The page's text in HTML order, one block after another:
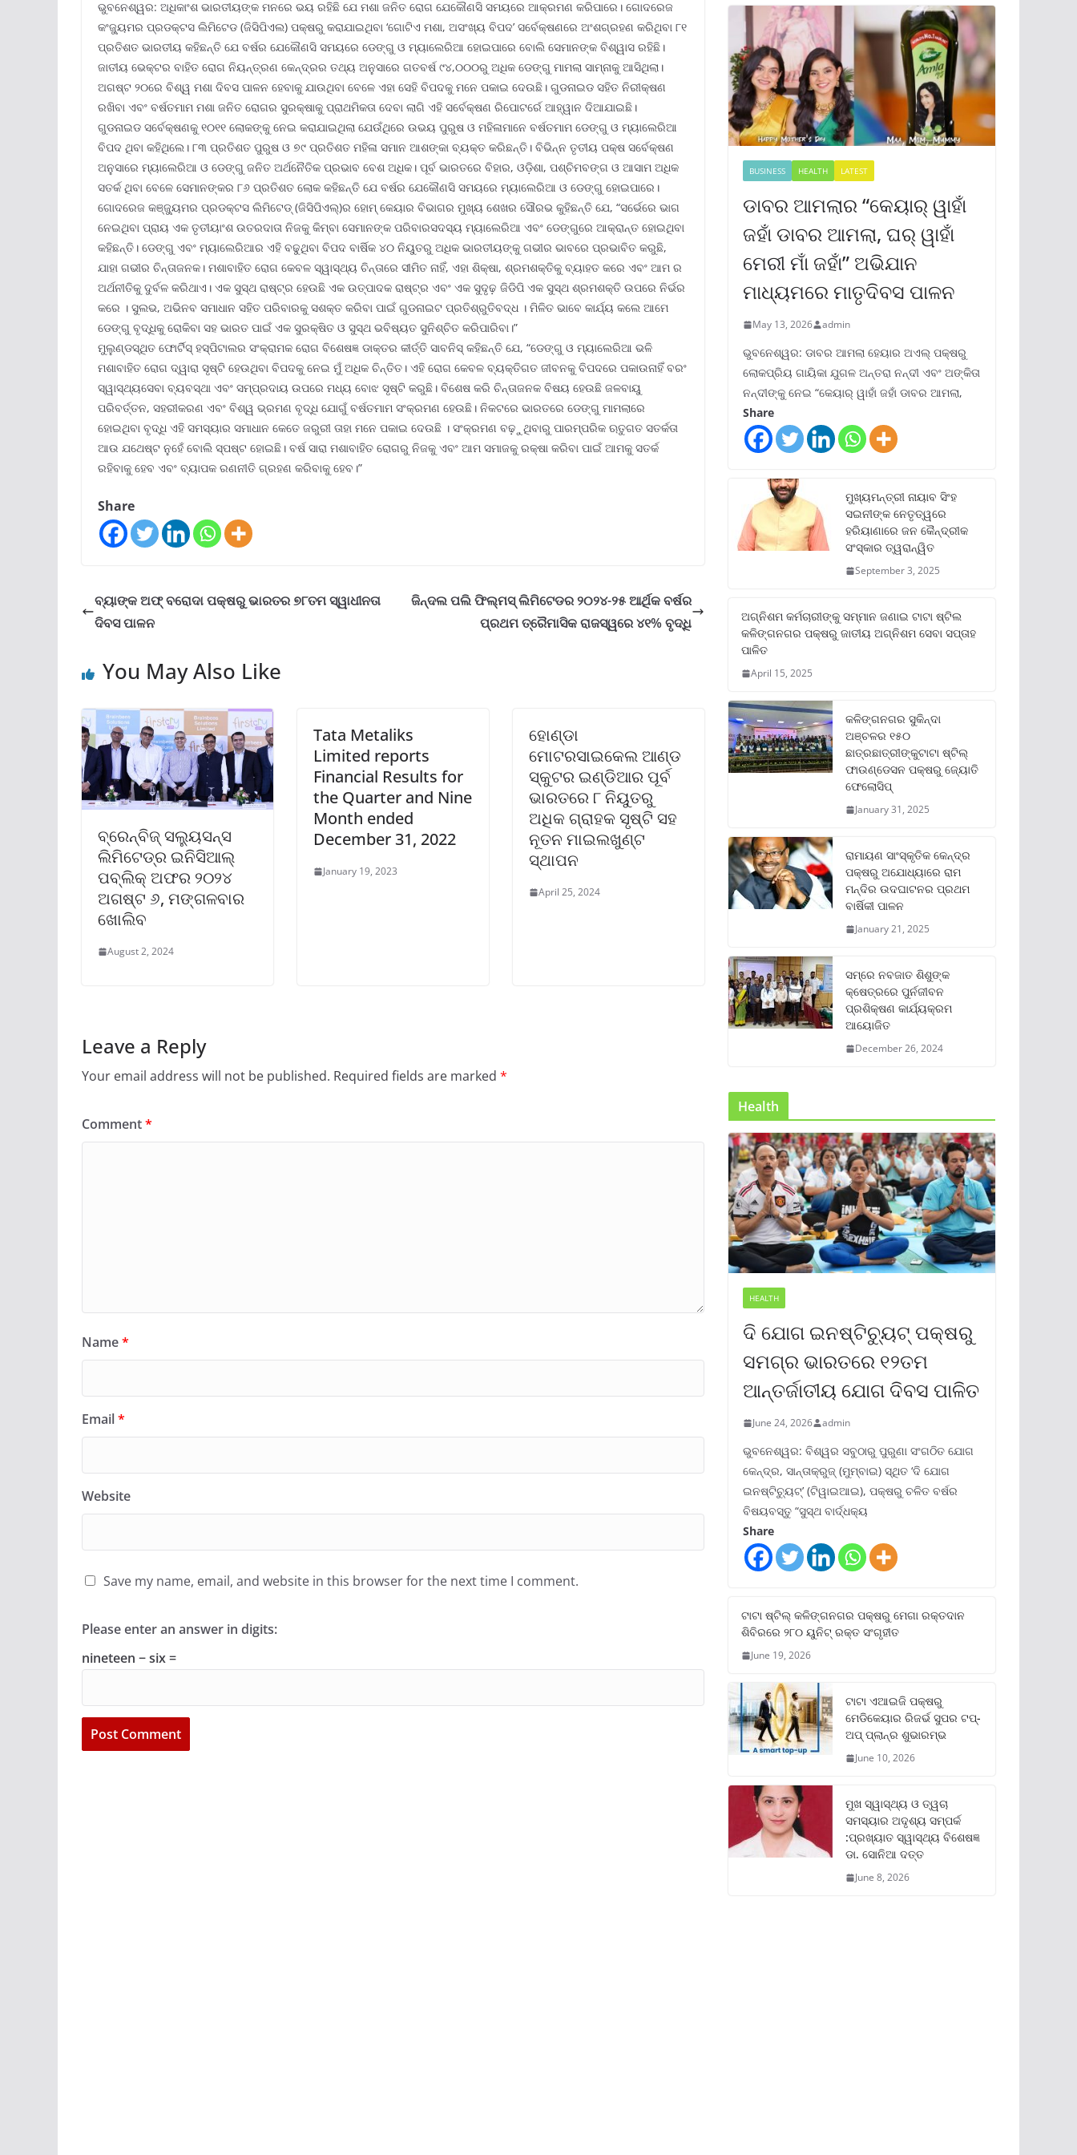
ଭୁବନେଶ୍ୱର: ଅଧିକାଂଶ ଭାରତୀୟଙ୍କ ମନରେ ଭୟ ରହିଛି ଯେ ମଶା ଜନିତ ରୋଗ ଯେକୌଣସି ସମୟରେ ଆକ୍ରମଣ କରିପାରେ। ଗୋଦରେଜ
କଂଜ୍ୟୁମର ପ୍ରଡକ୍ଟସ ଲିମିଟେଡ (ଜିସିପିଏଲ) ପକ୍ଷରୁ କରାଯାଇଥିବା ‘ଗୋଟିଏ ମଶା, ଅସଂଖ୍ୟ ବିପଦ’ ସର୍ବେକ୍ଷଣରେ ଅଂଶଗ୍ରହଣ କରିଥିବା ୮୧
ପ୍ରତିଶତ ଭାରତୀୟ କହିଛନ୍ତି ଯେ ବର୍ଷର ଯେକୌଣସି ସମୟରେ ଡେଙ୍ଗୁ ଓ ମ୍ୟାଲେରିଆ ହୋଇପାରେ ବୋଲି ସେମାନଙ୍କ ବିଶ୍ୱାସ ରହିଛି।
ଜାତୀୟ ଭେକ୍ଟର ବାହିତ ରୋଗ ନିୟନ୍ତ୍ରଣ କେନ୍ଦ୍ରର ତଥ୍ୟ ଅନୁସାରେ ଗତବର୍ଷ ୯୪,୦୦୦ରୁ ଅଧିକ ଡେଙ୍ଗୁ ମାମଲା ସାମ୍ନାକୁ ଆସିଥିଲା।
ଅଗଷ୍ଟ ୨୦ରେ ବିଶ୍ୱ ମଶା ଦିବସ ପାଳନ ହେବାକୁ ଯାଉଥିବା ବେଳେ ଏହା ସେହି ବିପଦକୁ ମନେ ପକାଇ ଦେଉଛି। ଗୁଡନାଇଡ ସହିତ ନିରୀକ୍ଷଣ
ରଖିବା ଏବଂ ବର୍ଷତମାମ ମଶା ଜନିତ ରୋଗର ସୁରକ୍ଷାକୁ ପ୍ରାଥମିକତା ଦେବା ଲାଗି ଏହି ସର୍ବେକ୍ଷଣ ରିପୋଟର୍ରେ ଆହ୍ୱାନ ଦିଆଯାଇଛି।
ଗୁଡନାଇଡ ସର୍ବେକ୍ଷଣକୁ ୧୦୧୧ ଲୋକଙ୍କୁ ନେଇ କରାଯାଇଥିଲା ଯେଉଁଥିରେ ଉଭୟ ପୁରୁଷ ଓ ମହିଳାମାନେ ବର୍ଷତମାମ ଡେଙ୍ଗୁ ଓ ମ୍ୟାଲେରିଆ
ବିପଦ ଥିବା କହିଥିଲେ। ୮୩ ପ୍ରତିଶତ ପୁରୁଷ ଓ ୭୯ ପ୍ରତିଶତ ମହିଳା ସମାନ ଆଶଙ୍କା ବ୍ୟକ୍ତ କରିଛନ୍ତି। ବିଭିନ୍ନ ତୃତୀୟ ପକ୍ଷ ସର୍ବେକ୍ଷଣ
ଅନୁସାରେ ମ୍ୟାଲେରିଆ ଓ ଡେଙ୍ଗୁ ଜନିତ ଅର୍ଥନୈତିକ ପ୍ରଭାବ ବେଶ ଅଧିକ। ପୂର୍ବ ଭାରତରେ ବିହାର, ଓଡ଼ିଶା, ପଶ୍ଚିମବଙ୍ଗ ଓ ଆସାମ ଅଧିକ
ସତର୍କ ଥିବା ବେଳେ ସେମାନଙ୍କର ୮୬ ପ୍ରତିଶତ ଲୋକ କହିଛନ୍ତି ଯେ ବର୍ଷର ଯେକୌଣସି ସମୟରେ ମ୍ୟାଲେରିଆ ଓ ଡେଙ୍ଗୁ ହୋଇପାରେ।
ଗୋଦରେଜ କଞ୍ଜ୍ୟୁମର ପ୍ରଡକ୍ଟସ ଲିମିଟେଡ୍ (ଜିସିପିଏଲ୍‌)ର ହୋମ୍ କେୟାର ବିଭାଗର ମୁଖ୍ୟ ଶେଖର ସୌରଭ କୁହିଛନ୍ତି ଯେ, “ସର୍ଭେରେ ଭାଗ
ନେଇଥିବା ପ୍ରାୟ ଏକ ତୃତୀୟାଂଶ ଉତରଦାତା ନିଜକୁ କିମ୍ବା ସେମାନଙ୍କ ପରିବାରସଦସ୍ୟ ମ୍ୟାଲେରିଆ ଏବଂ ଡେଙ୍ଗୁରେ ଆକ୍ରାନ୍ତ ହୋଇଥିବା
କହିଛନ୍ତି। ଡେଙ୍ଗୁ ଏବଂ ମ୍ୟାଲେରିଆର ଏହି ବଢୁଥିବା ବିପଦ ବାର୍ଷିକ ୪୦ ନିୟୁତରୁ ଅଧିକ ଭାରତୀୟଙ୍କୁ ଗଭୀର ଭାବରେ ପ୍ରଭାବିତ କରୁଛି,
ଯାହା ଗଭୀର ଚିନ୍ତାଜନକ। ମଶାବାହିତ ରୋଗ କେବଳ ସ୍ୱାସ୍ଥ୍ୟ ଚିନ୍ତାରେ ସୀମିତ ନାହିଁ, ଏହା ଶିକ୍ଷା, ଶ୍ରମଶକ୍ତିକୁ ବ୍ୟାହତ କରେ ଏବଂ ଆମ ର
ଅର୍ଥନୀତିକୁ ଦୁର୍ବଳ କରିଥାଏ। ଏକ ସୁସ୍ଥ ରାଷ୍ଟ୍ର ହେଉଛି ଏକ ଉତ୍ପାଦକ ରାଷ୍ଟ୍ର ଏବଂ ଏକ ସୁଦୃଢ଼ ଜିଡିପି ଏକ ସୁସ୍ଥ ଶ୍ରମଶକ୍ତି ଉପରେ ନିର୍ଭର
କରେ । ସୁଲଭ, ଅଭିନବ ସମାଧାନ ସହିତ ପରିବାରକୁ ସଶକ୍ତ କରିବା ପାଇଁ ଗୁଡନାଇଟ ପ୍ରତିଶ୍ରୁତିବଦ୍ଧ । ମିଳିତ ଭାବେ କାର୍ଯ୍ୟ କଲେ ଆମେ
ଡେଙ୍ଗୁ ବୃଦ୍ଧିକୁ ରୋକିବା ସହ ଭାରତ ପାଇଁ ଏକ ସୁରକ୍ଷିତ ଓ ସୁସ୍ଥ ଭବିଷ୍ୟତ ସୁନିଶ୍ଚିତ କରିପାରିବା।”
ମୁଲୁଣ୍ଡସ୍ଥିତ ଫୋର୍ଟିସ୍ ହସ୍ପିଟାଲର ସଂକ୍ରାମକ ରୋଗ ବିଶେଷଜ୍ଞ ଡାକ୍ତର କୀର୍ତ୍ତି ସାବନିସ୍ କହିଛନ୍ତି ଯେ, “ଡେଙ୍ଗୁ ଓ ମ୍ୟାଲେରିଆ ଭଳି
ମଶାବାହିତ ରୋଗ ଦ୍ୱାରା ସୃଷ୍ଟି ହେଉଥିବା ବିପଦକୁ ନେଇ ମୁଁ ଅଧିକ ଚିନ୍ତିତ। ଏହି ରୋଗ କେବଳ ବ୍ୟକ୍ତିଗତ ଜୀବନକୁ ବିପଦରେ ପକାଉନାହିଁ ବରଂ
ସ୍ୱାସ୍ଥ୍ୟସେବା ବ୍ୟବସ୍ଥା ଏବଂ ସମ୍ପ୍ରଦାୟ ଉପରେ ମଧ୍ୟ ବୋଝ ସୃଷ୍ଟି କରୁଛି। ବିଶେଷ କରି ଚିନ୍ତାଜନକ ବିଷୟ ହେଉଛି ଜଳବାୟୁ
ପରିବର୍ତ୍ତନ, ସହରୀକରଣ ଏବଂ ବିଶ୍ୱ ଭ୍ରମଣ ବୃଦ୍ଧି ଯୋଗୁଁ ବର୍ଷତମାମ ସଂକ୍ରମଣ ହେଉଛି। ନିକଟରେ ଭାରତରେ ଡେଙ୍ଗୁ ମାମଲାରେ
ହୋଇଥିବା ବୃଦ୍ଧି ଏହି ସମସ୍ୟାର ସମାଧାନ କେତେ ଜରୁରୀ ତାହା ମନେ ପକାଇ ଦେଉଛି । ସଂକ୍ରମଣ ବଢ଼ୁଥିବାରୁ ପାରମ୍ପରିକ ଋତୁଗତ ସତର୍କତା
ଆଉ ଯଥେଷ୍ଟ ନୁହେଁ ବୋଲି ସ୍ପଷ୍ଟ ହୋଇଛି। ବର୍ଷ ସାରା ମଶାବାହିତ ରୋଗରୁ ନିଜକୁ ଏବଂ ଆମ ସମାଜକୁ ରକ୍ଷା କରିବା ପାଇଁ ଆମକୁ ସତର୍କ
ରହିବାକୁ ହେବ ଏବଂ ବ୍ୟାପକ ରଣନୀତି ଗ୍ରହଣ କରିବାକୁ ହେବ।”
Share
ବ୍ୟାଙ୍କ ଅଫ୍‌‌ ବରୋଦା ପକ୍ଷରୁ ଭାରତର ୭୮ତମ ସ୍ୱାଧୀନତା
ଦିବସ ପାଳନ
ଜିନ୍ଦଲ ପଲି ଫିଲ୍ମସ୍ ଲିମିଟେଡର ୨୦୨୪-୨୫ ଆର୍ଥିକ ବର୍ଷର
ପ୍ରଥମ ତ୍ରୈମାସିକ ରାଜସ୍ୱରେ ୪୧% ବୃଦ୍ଧି
You May Also Like
ବ୍ରେନ୍‌ବିଜ୍ ସଲ୍ୟୁସନ୍ସ
ଲିମିଟେଡ୍‌ର ଇନିସିଆଲ୍
ପବ୍ଲିକ୍ ଅଫର ୨୦୨୪
ଅଗଷ୍ଟ ୬, ମଙ୍ଗଳବାର
ଖୋଲିବ
August 2, 2024
Tata Metaliks
Limited reports
Financial Results for
the Quarter and Nine
Month ended
December 31, 2022
January 19, 2023
ହୋଣ୍ଡା
ମୋଟରସାଇକେଲ ଆଣ୍ଡ
ସ୍କୁଟର ଇଣ୍ଡିଆର ପୂର୍ବ
ଭାରତରେ ୮ ନିୟୁତରୁ
ଅଧିକ ଗ୍ରାହକ ସୃଷ୍ଟି ସହ
ନୂତନ ମାଇଲଖୁଣ୍ଟ
ସ୍ଥାପନ
April 25, 2024
Leave a Reply
Your email address will not be published. Required fields are marked *
Comment*
Name*
Email*
Website
Save my name, email, and website in this browser for the next time I comment.
Please enter an answer in digits:
nineteen − six =
BUSINESS HEALTH LATEST
ଡାବର ଆମଲାର “କେୟାର୍ ୱାହାଁ
ଜହାଁ ଡାବର ଆମଲା, ଘର୍ ୱାହାଁ
ମେରୀ ମାଁ ଜହାଁ” ଅଭିଯାନ
ମାଧ୍ୟମରେ ମାତୃଦିବସ ପାଳନ
May 13, 2026 admin
ଭୁବନେଶ୍ୱର: ଡାବର ଆମଲା ହେୟାର ଅଏଲ୍ ପକ୍ଷରୁ
ଲୋକପ୍ରିୟ ଗାୟିକା ଯୁଗଳ ଅନ୍ତରା ନନ୍ଦୀ ଏବଂ ଅଙ୍କିତା
ନନ୍ଦୀଙ୍କୁ ନେଇ “କେୟାର୍ ୱାହାଁ ଜହାଁ ଡାବର ଆମଲା,
Share
ମୁଖ୍ୟମନ୍ତ୍ରୀ ନାୟାବ ସିଂହ
ସଇନୀଙ୍କ ନେତୃତ୍ୱରେ
ହରିୟାଣାରେ ଜନ କୈନ୍ଦ୍ରୀକ
ସଂସ୍କାର ତ୍ୱରାନ୍ୱିତ
September 3, 2025
ଅଗ୍ନିଶମ କର୍ମଚାରୀଙ୍କୁ ସମ୍ମାନ ଜଣାଇ ଟାଟା ଷ୍ଟିଲ
କଳିଙ୍ଗନଗର ପକ୍ଷରୁ ଜାତୀୟ ଅଗ୍ନିଶମ ସେବା ସପ୍ତାହ
ପାଳିତ
April 15, 2025
କଳିଙ୍ଗନଗର ସୁକିନ୍ଦା
ଅଞ୍ଚଳର ୧୫୦
ଛାତ୍ରଛାତ୍ରୀଙ୍କୁଟାଟା ଷ୍ଟିଲ୍
ଫାଉଣ୍ଡେସନ ପକ୍ଷରୁ ଜ୍ୟୋତି
ଫେଲୋସିପ୍‌
January 31, 2025
ରାମାୟଣ ସାଂସ୍କୃତିକ କେନ୍ଦ୍ର
ପକ୍ଷରୁ ଅଯୋଧ୍ୟାରେ ରାମ
ମନ୍ଦିର ଉଦଘାଟନର ପ୍ରଥମ
ବାର୍ଷିକୀ ପାଳନ
January 21, 2025
ସମ୍‌ରେ ନବଜାତ ଶିଶୁଙ୍କ
କ୍ଷେତ୍ରରେ ପୁର୍ନଜୀବନ
ପ୍ରଶିକ୍ଷଣ କାର୍ଯ୍ୟକ୍ରମ
ଆୟୋଜିତ
December 26, 2024
Health
HEALTH
ଦି ଯୋଗ ଇନଷ୍ଟିଚ୍ୟୁଟ୍ ପକ୍ଷରୁ
ସମଗ୍ର ଭାରତରେ ୧୨ତମ
ଆନ୍ତର୍ଜାତୀୟ ଯୋଗ ଦିବସ ପାଳିତ
June 24, 2026 admin
ଭୁବନେଶ୍ୱର: ବିଶ୍ୱର ସବୁଠାରୁ ପୁରୁଣା ସଂଗଠିତ ଯୋଗ
କେନ୍ଦ୍ର, ସାନ୍ତାକ୍ରୁଜ୍ (ମୁମ୍ବାଇ) ସ୍ଥିତ ‘ଦି ଯୋଗ
ଇନଷ୍ଟିଚ୍ୟୁଟ୍‌’ (ଟିୱାଇଆଇ), ପକ୍ଷରୁ ଚଳିତ ବର୍ଷର
ବିଷୟବସ୍ତୁ “ସୁସ୍ଥ ବାର୍ଦ୍ଧକ୍ୟ
Share
ଟାଟା ଷ୍ଟିଲ୍‌ କଳିଙ୍ଗନଗର ପକ୍ଷରୁ ମେଗା ରକ୍ତଦାନ
ଶିବିରରେ ୨୮୦ ୟୁନିଟ୍‌ ରକ୍ତ ସଂଗୃହୀତ
June 19, 2026
ଟାଟା ଏଆଇଜି ପକ୍ଷରୁ
ମେଡିକେୟାର ରିଜର୍ଭ ସୁପର ଟପ୍‌-
ଅପ୍ ପ୍ଲାନ୍‌ର ଶୁଭାରମ୍ଭ
June 10, 2026
ମୁଖ ସ୍ୱାସ୍ଥ୍ୟ ଓ ତ୍ୱଚା
ସମସ୍ୟାର ଅଦୃଶ୍ୟ ସମ୍ପର୍କ
:ପ୍ରଖ୍ୟାତ ସ୍ୱାସ୍ଥ୍ୟ ବିଶେଷଜ୍ଞ
ଡା. ସୋନିଆ ଦତ୍ତ
June 8, 2026